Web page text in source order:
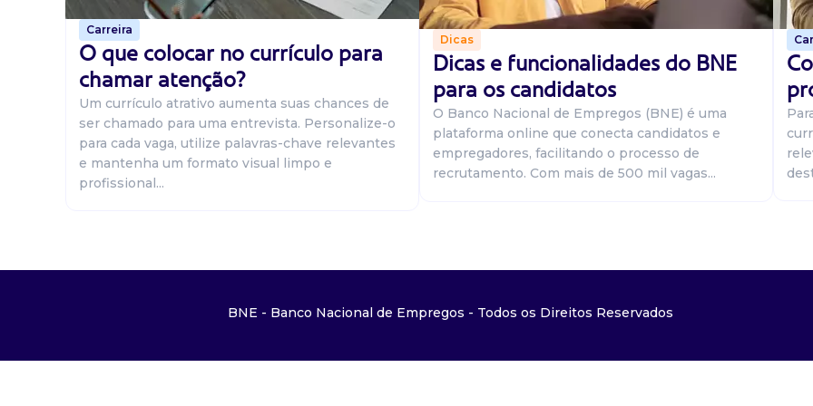
Carreira
O que colocar no currículo para
chamar atenção?
Um currículo atrativo aumenta suas chances de
ser chamado para uma entrevista. Personalize-o
para cada vaga, utilize palavras-chave relevantes
e mantenha um formato visual limpo e
profissional...
Dicas
Dicas e funcionalidades do BNE
para os candidatos
O Banco Nacional de Empregos (BNE) é uma
plataforma online que conecta candidatos e
empregadores, facilitando o processo de
recrutamento. Com mais de 500 mil vagas...
BNE - Banco Nacional de Empregos - Todos os Direitos Reservados